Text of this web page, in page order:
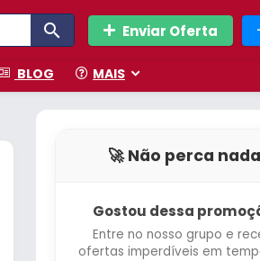
Enviar Oferta
BLOG MAIS
🚀 Não perca
Gostou dessa
Entre no nosso grupo e
ofertas imperdíveis em